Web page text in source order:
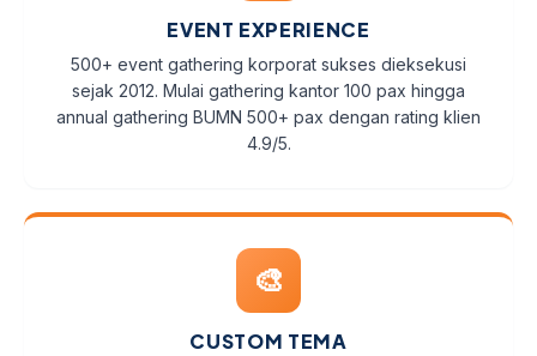
EVENT EXPERIENCE
500+ event gathering korporat sukses dieksekusi
sejak 2012. Mulai gathering kantor 100 pax hingga
annual gathering BUMN 500+ pax dengan rating klien
4.9/5.
🎨
CUSTOM TEMA